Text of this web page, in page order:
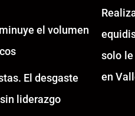
el volumen
El desgaste
liderazgo
solo
en